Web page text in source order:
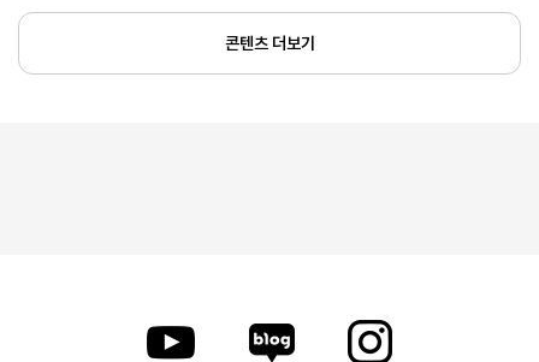
콘텐츠 더보기